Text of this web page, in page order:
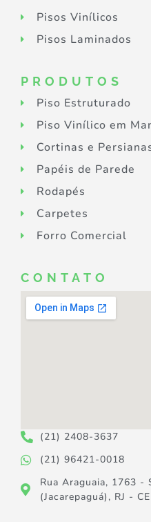
Pisos Vinílicos
Pisos Laminados
PRODUTOS
Piso Estruturado
Piso Vinílico em
Cortinas e
Papéis de Parede
Rodapés
Carpetes
Forro Comercial
CONTATO
(21) 2408-3637
(21) 96421-0018
Rua Araguaia, 1763 -
(Jacarepaguá), RJ -